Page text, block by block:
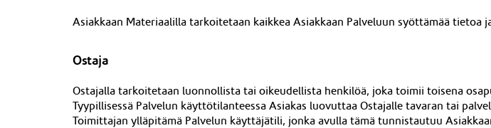
Asiakkaan Materiaalilla tarkoitetaan kaikkea Asiakkaan Palveluun syöttämää tietoa
Ostaja
Ostajalla tarkoitetaan luonnollista tai oikeudellista henkilöä, joka toimii toisena
Tyypillisessä Palvelun käyttötilanteessa Asiakas luovuttaa Ostajalle tavaran tai
Toimittajan ylläpitämä Palvelun käyttäjätili, jonka avulla tämä tunnistautuu